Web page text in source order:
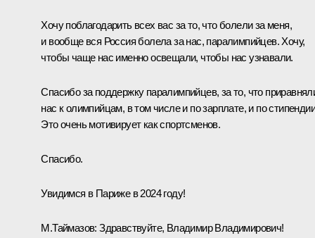
Хочу поблагодарить всех вас за то, что болели за меня,
и вообще вся Россия болела за нас, паралимпийцев. Хочу,
чтобы чаще нас именно освещали, чтобы нас узнавали.
Спасибо за поддержку паралимпийцев, за то, что
нас к олимпийцам, в том числе и по зарплате, и по
Это очень мотивирует как спортсменов.
Спасибо.
Увидимся в Париже в 2024 году!
М.Таймазов: Здравствуйте, Владимир Владимирович!